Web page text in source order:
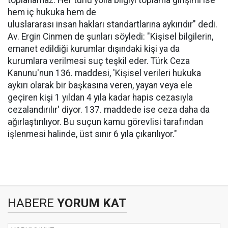
hem iç hukuka hem de
uluslararası insan hakları standartlarına aykırıdır" dedi.
Av. Ergin Cinmen de şunları söyledi: "Kişisel bilgilerin,
emanet edildiği kurumlar dışındaki kişi ya da
kurumlara verilmesi suç teşkil eder. Türk Ceza
Kanunu'nun 136. maddesi, 'Kişisel verileri hukuka
aykırı olarak bir başkasına veren, yayan veya ele
geçiren kişi 1 yıldan 4 yıla kadar hapis cezasıyla
cezalandırılır' diyor. 137. maddede ise ceza daha da
ağırlaştırılıyor. Bu suçun kamu görevlisi tarafından
işlenmesi halinde, üst sınır 6 yıla çıkarılıyor."
HABERE YORUM KAT